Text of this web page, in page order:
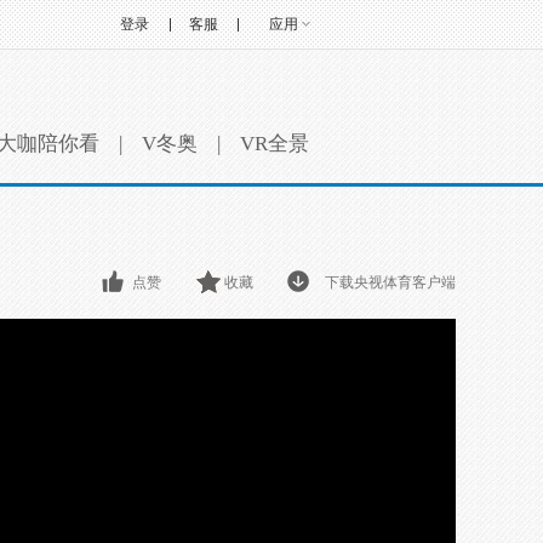
客服 应用
登录
咖陪你看 | V冬奥 | VR全景
下载央视体育客户端
收藏
点赞